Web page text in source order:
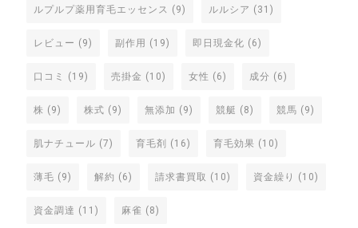
ルプルプ薬用育毛エッセンス (9) ルルシア (31)
レビュー (9) 副作用 (19) 即日現金化 (6)
口コミ (19) 売掛金 (10) 女性 (6) 成分 (6)
株 (9) 株式 (9) 無添加 (9) 競艇 (8) 競馬 (9)
肌ナチュール (7) 育毛剤 (16) 育毛効果 (10)
薄毛 (9) 解約 (6) 請求書買取 (10) 資金繰り (10)
資金調達 (11) 麻雀 (8)